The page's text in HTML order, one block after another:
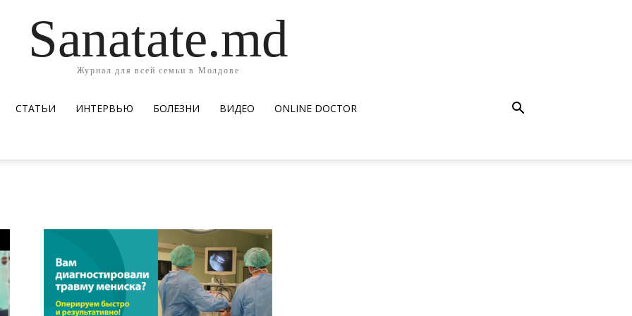
Sanatate.md
Журнал для всей семьи в Молдове
СТАТЬИ ИНТЕРВЬЮ БОЛЕЗНИ ВИДЕО ОNLINE DOCTOR